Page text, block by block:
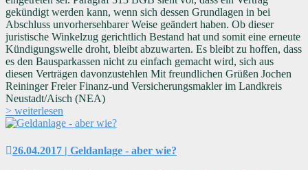
gekündigt werden kann, wenn sich dessen Grundlagen in bei
Abschluss unvorhersehbarer Weise geändert haben. Ob dieser
juristische Winkelzug gerichtlich Bestand hat und somit eine erneute
Kündigungswelle droht, bleibt abzuwarten. Es bleibt zu hoffen, dass
es den Bausparkassen nicht zu einfach gemacht wird, sich aus
diesen Verträgen davonzustehlen Mit freundlichen Grüßen Jochen
Reininger Freier Finanz-und Versicherungsmakler im Landkreis
Neustadt/Aisch (NEA)
> weiterlesen
26.04.2017 | Geldanlage - aber wie?